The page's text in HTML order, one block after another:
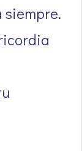
siempre.